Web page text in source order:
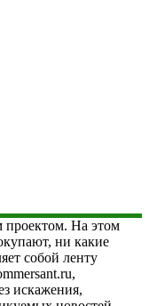
проектом. На этом
ни какие
собой ленту
искажения,